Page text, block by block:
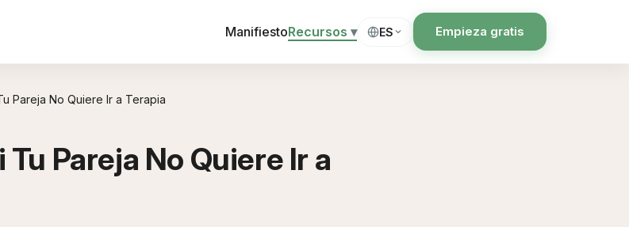
ManifiestoRecursos ▾ ES Empieza gratis
Pareja No Quiere Ir a Terapia
Pareja No Quiere Ir a